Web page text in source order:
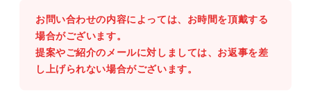
お問い合わせの内容によっては、お時間を頂戴する
場合がございます。
提案やご紹介のメールに対しましては、お返事を差
し上げられない場合がございます。